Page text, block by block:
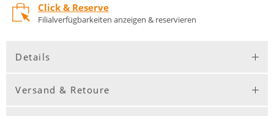
Click & Reserve
Filialverfügbarkeiten anzeigen & reservieren
Details
Versand & Retoure